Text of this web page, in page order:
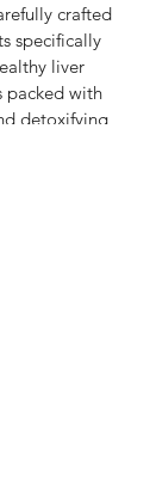
crafted
specifically
liver
packed with
detoxifying